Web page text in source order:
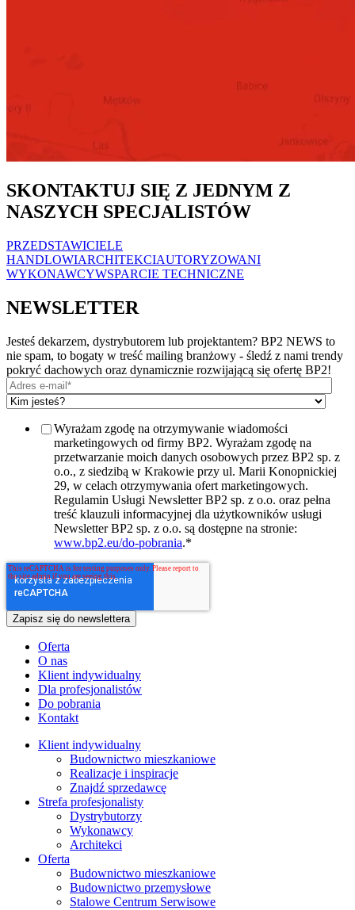
SKONTAKTUJ SIĘ Z JEDNYM Z
NASZYCH SPECJALISTÓW
PRZEDSTAWICIELE
HANDLOWIARCHITEKCIAUTORYZOWANI
WYKONAWCYWSPARCIE TECHNICZNE
NEWSLETTER
Jesteś dekarzem, dystrybutorem lub projektantem? BP2 NEWS to
nie spam, to bogaty w treść mailing branżowy - śledź z nami trendy
pokryć dachowych oraz dynamicznie rozwijającą się ofertę BP2!
Wyrażam zgodę na otrzymywanie wiadomości
marketingowych od firmy BP2. Wyrażam zgodę na
przetwarzanie moich danych osobowych przez BP2 sp. z
o.o., z siedzibą w Krakowie przy ul. Marii Konopnickiej
29, w celach otrzymywania ofert marketingowych.
Regulamin Usługi Newsletter BP2 sp. z o.o. oraz pełna
treść klauzuli informacyjnej dla użytkowników usługi
Newsletter BP2 sp. z o.o. są dostępne na stronie:
www.bp2.eu/do-pobrania.*
Oferta
O nas
Klient indywidualny
Dla profesjonalistów
Do pobrania
Kontakt
Klient indywidualny
Budownictwo mieszkaniowe
Realizacje i inspiracje
Znajdź sprzedawcę
Strefa profesjonalisty
Dystrybutorzy
Wykonawcy
Architekci
Oferta
Budownictwo mieszkaniowe
Budownictwo przemysłowe
Stalowe Centrum Serwisowe